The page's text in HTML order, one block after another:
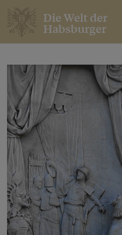
Die Welt der
Habsburger